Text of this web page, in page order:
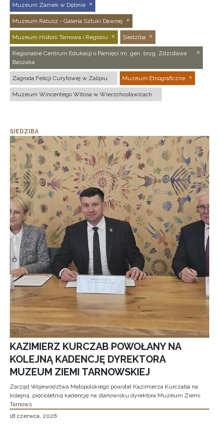
Muzeum Zamek w Dębnie
Muzeum Ratusz - Galeria Sztuki Dawnej
Muzeum Historii Tarnowa i Regionu Siedziba
Regionalne Centrum Edukacji o Pamięci im. gen. bryg. Zdzisława
Baszaka
Zagroda Felicji Curyłowej w Zalipiu Muzeum Etnograficzne
Muzeum Wincentego Witosa w Wierzchosławicach
SIEDZIBA
KAZIMIERZ KURCZAB POWOŁANY NA
KOLEJNĄ KADENCJĘ DYREKTORA
MUZEUM ZIEMI TARNOWSKIEJ
Zarząd Województwa Małopolskiego powołał Kazimierza Kurczaba na
kolejną, pięcioletnią kadencję na stanowisku dyrektora Muzeum Ziemi
Tarnows
18 czerwca, 2026